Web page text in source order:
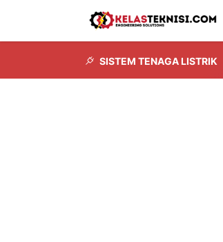
SISTEM TENAGA LISTRIK